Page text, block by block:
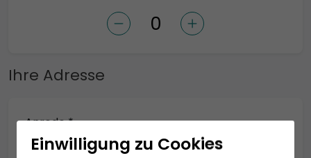
Ihre Adresse
Anrede *
Einwilligung zu Cookies